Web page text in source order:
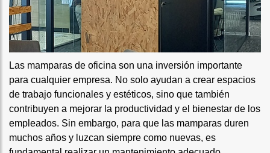
Las mamparas de oficina son una inversión importante
para cualquier empresa. No solo ayudan a crear espacios
de trabajo funcionales y estéticos, sino que también
contribuyen a mejorar la productividad y el bienestar de los
empleados. Sin embargo, para que las mamparas duren
muchos años y luzcan siempre como nuevas, es